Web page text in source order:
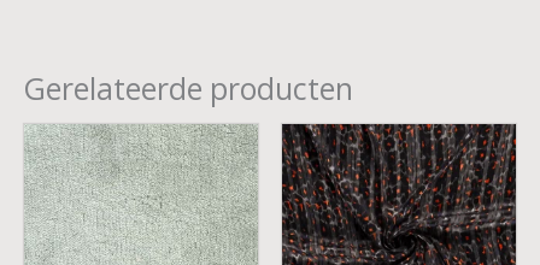
Gerelateerde producten